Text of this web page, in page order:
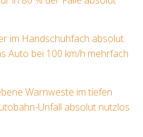
im Handschuhfach absolut
Auto bei 100 km/h mehrfach
Warnweste im tiefen
Unfall absolut nutzlos